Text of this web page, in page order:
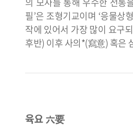
필’은 조형기교이며 ‘응물상
작에 있어서 가장 많이 요구
후반) 이후 사의*(寫意) 혹은
육요 六要